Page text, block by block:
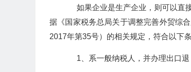
如果企业是生产企业，则可以直
据《国家税务总局关于调整完善外贸综
2017年第35号）的相关规定，符合以下条
1、系一般纳税人，并办理出口退